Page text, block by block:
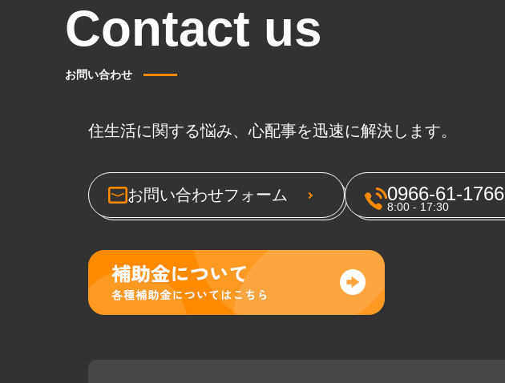
Contact us
お問い合わせ
住生活に関する悩み、心配事を迅速に解決します。
お問い合わせフォーム 0966-61-1766
8:00 - 17:30